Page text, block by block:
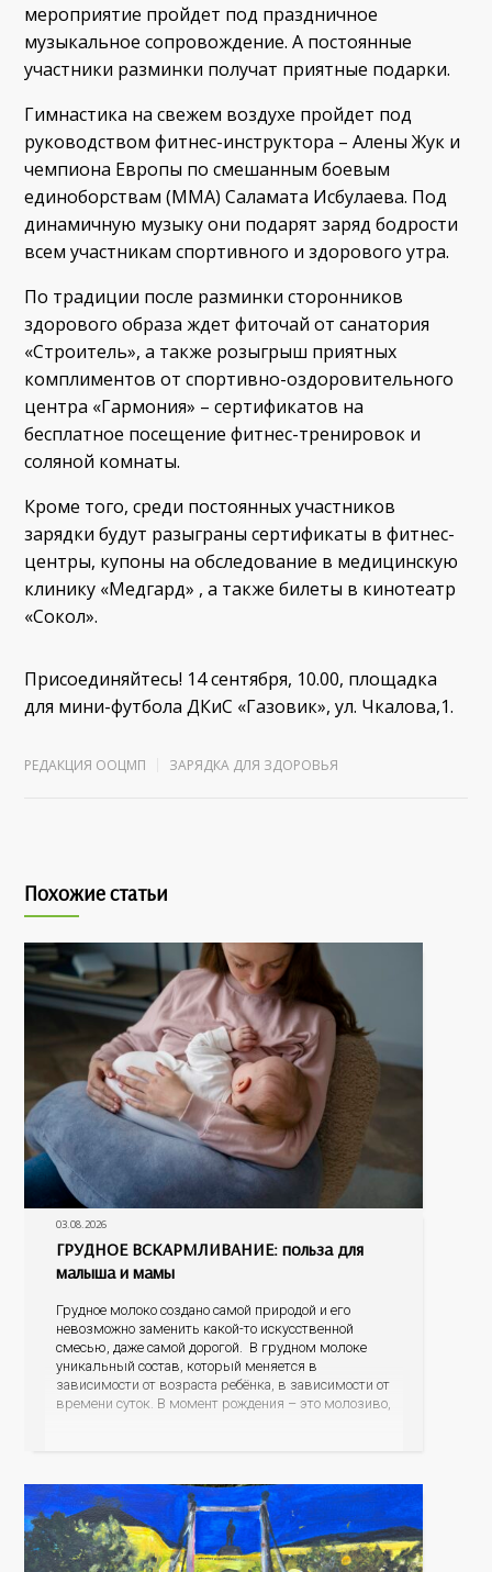
мероприятие пройдет под праздничное
музыкальное сопровождение. А постоянные
участники разминки получат приятные подарки.
Гимнастика на свежем воздухе пройдет под
руководством фитнес-инструктора – Алены Жук и
чемпиона Европы по смешанным боевым
единоборствам (ММА) Саламата Исбулаева. Под
динамичную музыку они подарят заряд бодрости
всем участникам спортивного и здорового утра.
По традиции после разминки сторонников
здорового образа ждет фиточай от санатория
«Строитель», а также розыгрыш приятных
комплиментов от спортивно-оздоровительного
центра «Гармония» – сертификатов на
бесплатное посещение фитнес-тренировок и
соляной комнаты.
Кроме того, среди постоянных участников
зарядки будут разыграны сертификаты в фитнес-
центры, купоны на обследование в медицинскую
клинику «Медгард» , а также билеты в кинотеатр
«Сокол».
Присоединяйтесь! 14 сентября, 10.00, площадка
для мини-футбола ДКиС «Газовик», ул. Чкалова,1.
РЕДАКЦИЯ ООЦМП ЗАРЯДКА ДЛЯ ЗДОРОВЬЯ
Похожие статьи
03.08.2026
ГРУДНОЕ ВСКАРМЛИВАНИЕ: польза для
малыша и мамы
Грудное молоко создано самой природой и его
невозможно заменить какой-то искусственной
смесью, даже самой дорогой. В грудном молоке
уникальный состав, который меняется в
зависимости от возраста ребёнка, в зависимости от
времени суток. В момент рождения – это молозиво,